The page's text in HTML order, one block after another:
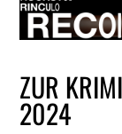
ZUR
2024